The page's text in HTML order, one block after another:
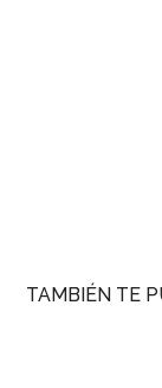
TAMBIÉN TE